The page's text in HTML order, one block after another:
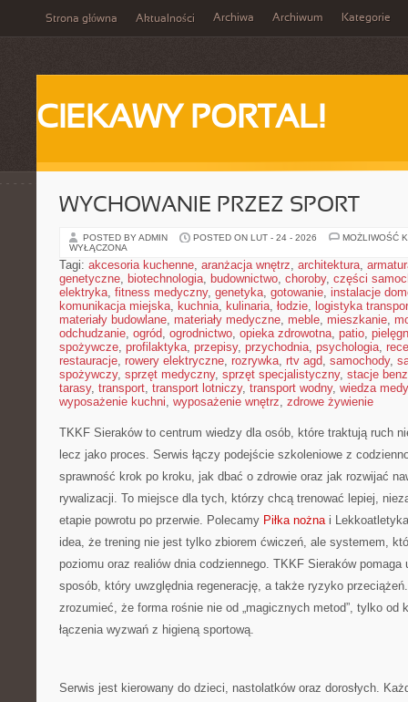
Strona główna Aktualności Archiwa Archiwum Kategorie
CIEKAWY PORTAL!
WYCHOWANIE PRZEZ SPORT
POSTED BY ADMIN POSTED ON LUT - 24 - 2026
MOŻLIWOŚĆ
WYŁĄCZONA
Tagi: akcesoria kuchenne, aranżacja wnętrz, architektura,
genetyczne, biotechnologia, budownictwo, choroby, części
elektryka, fitness medyczny, genetyka, gotowanie, instalacje
komunikacja miejska, kuchnia, kulinaria, łodzie, logistyka
materiały budowlane, materiały medyczne, meble, mieszkanie,
odchudzanie, ogród, ogrodnictwo, opieka zdrowotna, patio,
spożywcze, profilaktyka, przepisy, przychodnia, psychologia,
restauracje, rowery elektryczne, rozrywka, rtv agd, samochody,
spożywczy, sprzęt medyczny, sprzęt specjalistyczny, stacje
tarasy, transport, transport lotniczy, transport wodny, wiedza
wyposażenie kuchni, wyposażenie wnętrz, zdrowe żywienie
TKKF Sieraków to centrum wiedzy dla osób, które traktują ruch
lecz jako proces. Serwis łączy podejście szkoleniowe z
sprawność krok po kroku, jak dbać o zdrowie oraz jak rozwijać
rywalizacji. To miejsce dla tych, którzy chcą trenować lepiej,
etapie powrotu po przerwie. Polecamy Piłka nożnai
idea, że trening nie jest tylko zbiorem ćwiczeń, ale systemem,
poziomu oraz realiów dnia codziennego. TKKF Sieraków pomaga
sposób, który uwzględnia regenerację, a także ryzyko
zrozumieć, że forma rośnie nie od „magicznych metod”, tylko od
łączenia wyzwań z higieną sportową.
Serwis jest kierowany do dzieci, nastolatków oraz dorosłych.